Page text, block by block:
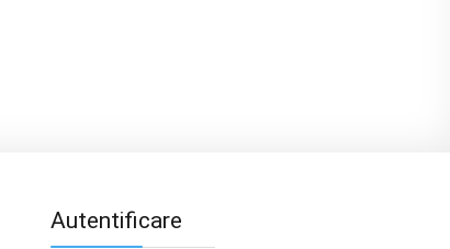
Autentificare